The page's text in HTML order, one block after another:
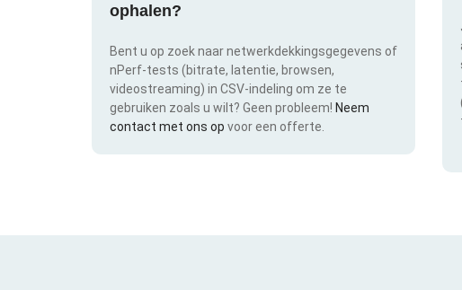
ophalen?
Bent u op zoek naar netwerkdekkingsgegevens of
nPerf-tests (bitrate, latentie, browsen,
videostreaming) in CSV-indeling om ze te
gebruiken zoals u wilt? Geen probleem! Neem
contact met ons op voor een offerte.